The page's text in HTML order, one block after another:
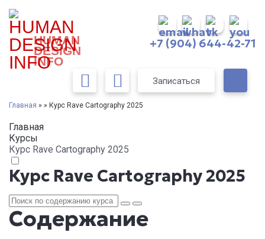
HUMAN
DESIGN
INFO
+7 (904) 644-42-71
Записаться
Главная » » Курс Rave Cartography 2025
Главная
Курсы
Курс Rave Cartography 2025
Курс Rave Cartography 2025
Содержание